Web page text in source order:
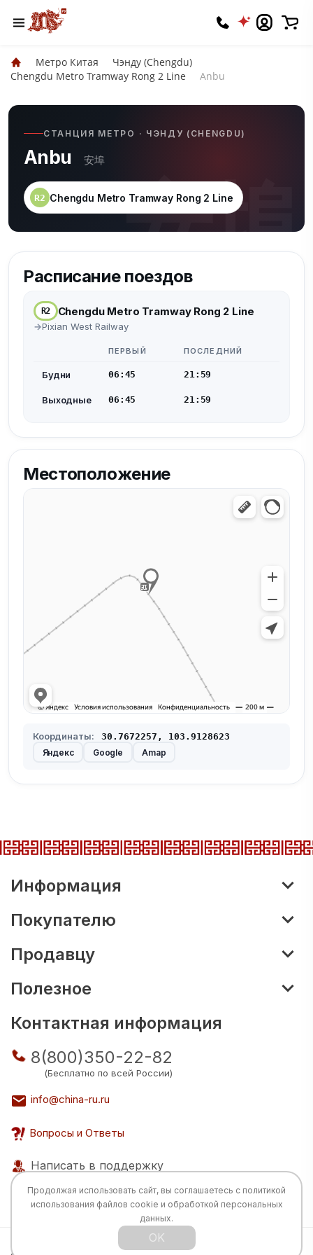
Метро Китая
Чэнду (Chengdu)
Chengdu Metro Tramway Rong 2 Line
Anbu
安埠
СТАНЦИЯ МЕТРО · ЧЭНДУ (CHENGDU)
Anbu 安埠
R2 Chengdu Metro Tramway Rong 2 Line
Расписание поездов
R2 Chengdu Metro Tramway Rong 2 Line
Pixian West Railway
ПЕРВЫЙ ПОСЛЕДНИЙ
Будни 06:45 21:59
Выходные 06:45 21:59
Местоположение
Координаты:
30.7672257, 103.9128623
Яндекс
Google Amap
Информация
Покупателю
Продавцу
Полезное
Контактная информация
8(800)350-22-82
(Бесплатно по всей России)
info@china-ru.ru
Вопросы и Ответы
Написать в поддержку
Все права защищены © 2026 Разработка:
Продолжая использовать сайт, вы соглашаетесь с политикой
использования файлов cookie и обработкой персональных
данных.
OK